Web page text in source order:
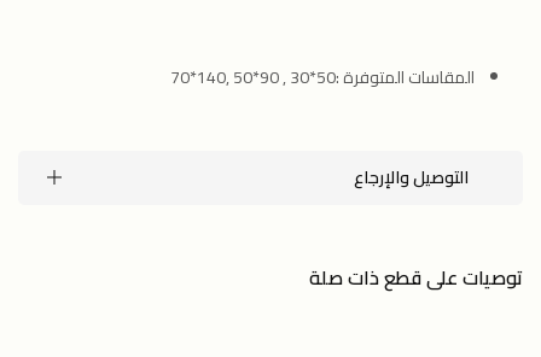
المقاسات المتوفرة :50*30 , 90*50 ,140*70
التوصيل والإرجاع
توصيات على قطع ذات صلة